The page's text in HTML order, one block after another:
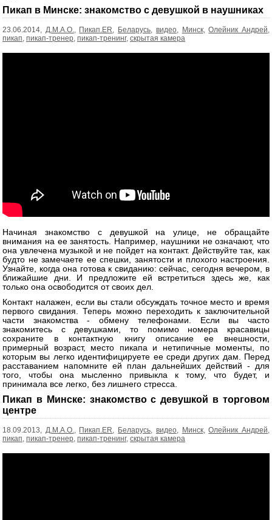
Пикап в Минске: знакомство с девушкой в наушниках
23.06.2014, Д.М.А.О., Пикап.ER, Беларусь, видео, Минск,Олейник Андрей,
пикап, пикап-тренер, пикап-тренинг, скрытая камера
Начиная знакомство с девушкой на улице, не обращайте
внимания на ее занятость. Например, наушники не означают, что
она увлечена музыкой и не пойдет на контакт. Действуйте так, как
будто не замечаете ее спешки, занятости и плохого настроения.
Узнайте, когда она готова к свиданию: сейчас, сегодня вечером, в
ближайшие дни. И предложите ей встретиться здесь же, как
только она освободится от своих дел.
Контакт налажен, если вы стали обсуждать точное место и время
первого свидания. Теперь можно переходить к заключительной
части знакомства - обмену телефонами. Если вы часто
знакомитесь с девушками, то помимо номера красавицы
сохраните в контактную книгу описание ее внешности,
примерный возраст, место пикапа и нетипичные моменты, по
которым вы легко идентифицируете ее среди других дам. Перед
расставанием напомните ей план дальнейших действий - для
того, чтобы она мысленно привыкла к тому, что будет, и
принимала все легко, без лишнего стресса.
Пикап в Минске: знакомство с девушкой в торговом
центре
18.09.2013, Д.М.А.О., Пикап.ER, Беларусь, видео, Минск,Олейник Андрей,
пикап, пикап-тренер, пикап-тренинг, скрытая камера